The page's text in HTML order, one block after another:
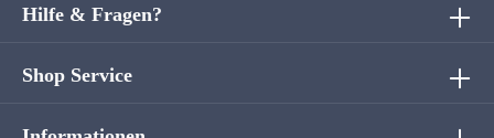
Hilfe & Fragen?
Shop Service